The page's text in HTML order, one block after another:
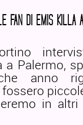
FAN DI EMIS KILLA
a Palermo,
anno
in